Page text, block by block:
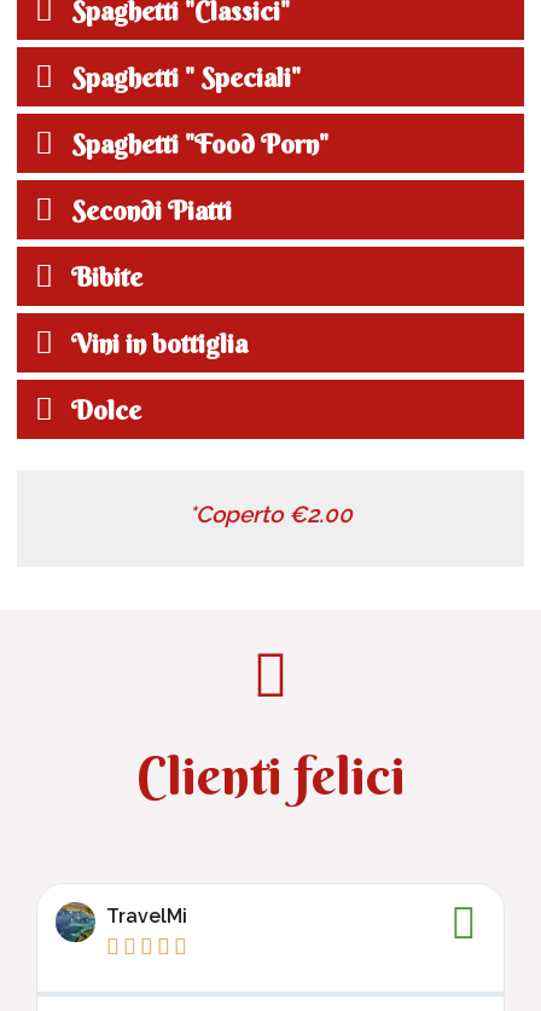
Spaghetti "Classici"
Spaghetti " Speciali"
Spaghetti "Food Porn"
Secondi Piatti
Bibite
Vini in bottiglia
Dolce
*Coperto €2.00
Clienti felici
TravelMi
    